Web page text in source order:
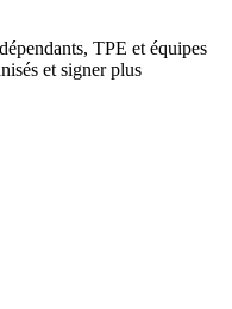
TPE et équipes
et signer plus